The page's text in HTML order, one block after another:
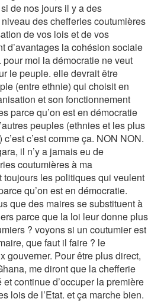
de nos jours il y a des
des chefferies coutumières
de vos lois et de vos
d’avantages la cohésion sociale
moi la démocratie ne veut
le peuple. elle devrait être
(entre ethnie) qui choisit en
et son fonctionnement
parce qu’on est en démocratie
peuples (ethnies et les plus
c’est comme ça. NON NON.
il n’y a jamais eu de
coutumières à ma
toujours les politiques qui veulent
qu’on est en démocratie.
que des maires se substituent à
parce que la loi leur donne plus
? voyons si un coutumier est
que faut il faire ? le
gouverner. Pour être plus direct,
me diront que la chefferie
continue d’occuper la première
lois de l’Etat. et ça marche bien.